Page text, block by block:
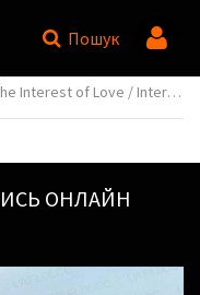
Пошук
of Love / Understanding Love / Sarangui ihae
ОНЛАЙН